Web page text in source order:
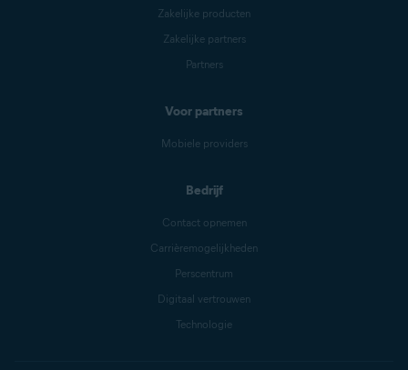
Zakelijke producten
Zakelijke partners
Partners
Voor partners
Mobiele providers
Bedrijf
Contact opnemen
Carrièremogelijkheden
Perscentrum
Digitaal vertrouwen
Technologie